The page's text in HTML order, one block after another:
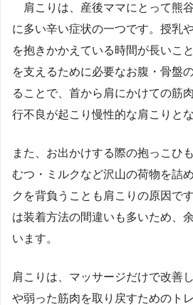
肩こりは、産後ママにとって熊
に多い辛い症状の一つです。授乳
を抱きかかえている時間が長いこ
を支えるために必要なお腹・骨盤
ることで、首から肩にかけての筋
行不良が起こり慢性的な肩こりとな
また、お出かけする際の抱っこひ
むつ・ミルクなど沢山の荷物を詰
クを背負うことも肩こりの原因で
は装着方法の間違いも多いため、
います。
肩こりは、マッサージだけで改善
や弱った筋肉を取り戻すためのト